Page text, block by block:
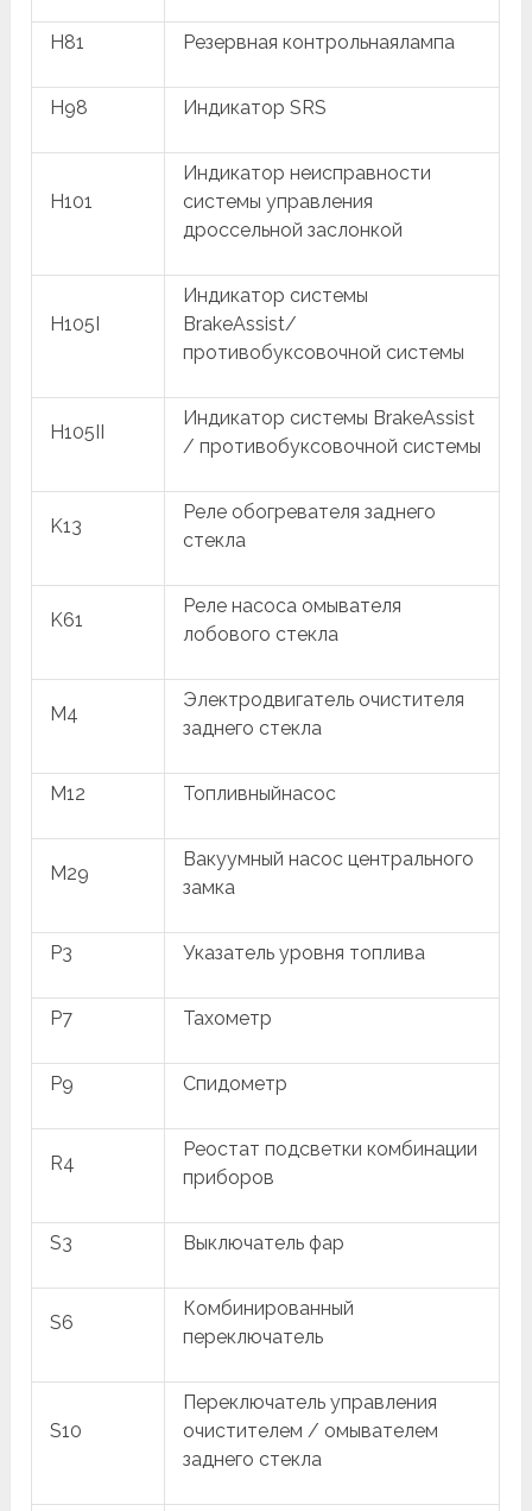
H81 Резервная контрольнаялампа
H98 Индикатор SRS
H101
Индикатор неисправности
системы управления
дроссельной заслонкой
H105I
Индикатор системы
BrakeAssist/
противобуксовочной системы
H105II
Индикатор системы BrakeAssist
/ противобуксовочной системы
K13
Реле обогревателя заднего
стекла
K61
Реле насоса омывателя
лобового стекла
M4
Электродвигатель очистителя
заднего стекла
M12 Топливныйнасос
M29
Вакуумный насос центрального
замка
P3 Указатель уровня топлива
P7 Тахометр
P9 Спидометр
R4
Реостат подсветки комбинации
приборов
S3 Выключатель фар
S6
Комбинированный
переключатель
S10
Переключатель управления
очистителем / омывателем
заднего стекла